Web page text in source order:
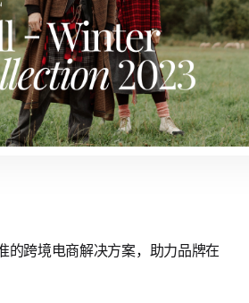
跨境电商解决方案，助力品牌在